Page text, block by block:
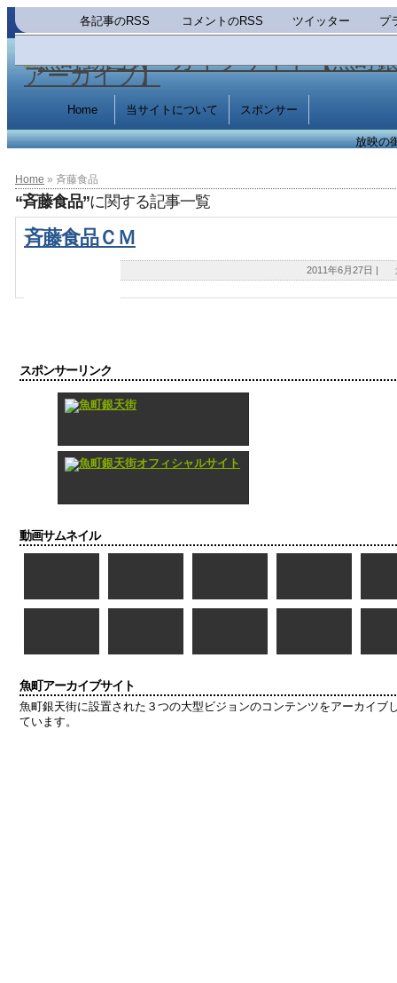
各記事のRSS コメントのRSS ツイッター プ
Home 当サイトについて スポンサー
放映の
Home » 斉藤食品
“斉藤食品”に関する記事一覧
斉藤食品ＣＭ
2011年6月27日 |
スポンサーリンク
動画サムネイル
魚町アーカイブサイト
魚町銀天街に設置された３つの大型ビジョンのコンテンツをアーカイブ
ています。